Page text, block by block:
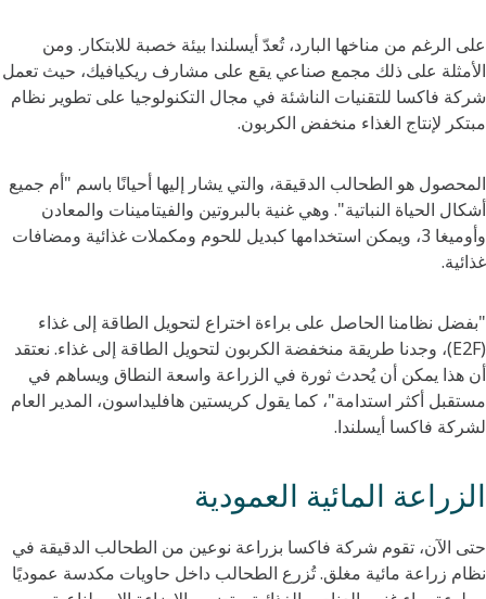
على الرغم من مناخها البارد، تُعدّ أيسلندا بيئة خصبة للابتكار. ومن
الأمثلة على ذلك مجمع صناعي يقع على مشارف ريكيافيك، حيث تعمل
شركة فاكسا للتقنيات الناشئة في مجال التكنولوجيا على تطوير نظام
مبتكر لإنتاج الغذاء منخفض الكربون.
المحصول هو الطحالب الدقيقة، والتي يشار إليها أحيانًا باسم "أم جميع
أشكال الحياة النباتية". وهي غنية بالبروتين والفيتامينات والمعادن
وأوميغا 3، ويمكن استخدامها كبديل للحوم ومكملات غذائية ومضافات
غذائية.
"بفضل نظامنا الحاصل على براءة اختراع لتحويل الطاقة إلى غذاء
(E2F)، وجدنا طريقة منخفضة الكربون لتحويل الطاقة إلى غذاء. نعتقد
أن هذا يمكن أن يُحدث ثورة في الزراعة واسعة النطاق ويساهم في
مستقبل أكثر استدامة"، كما يقول كريستين هافليداسون، المدير العام
لشركة فاكسا أيسلندا.
الزراعة المائية العمودية
حتى الآن، تقوم شركة فاكسا بزراعة نوعين من الطحالب الدقيقة في
نظام زراعة مائية مغلق. تُزرع الطحالب داخل حاويات مكدسة عموديًا